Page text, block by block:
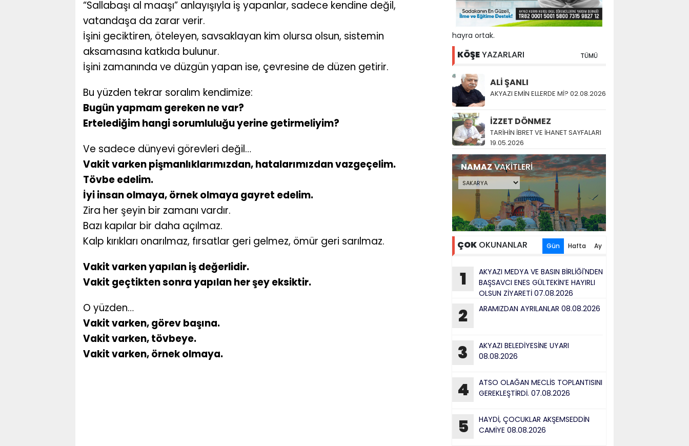
“Sallabaşı al maaşı” anlayışıyla iş yapanlar, sadece kendine değil,
vatandaşa da zarar verir.
İşini geciktiren, öteleyen, savsaklayan kim olursa olsun, sistemin
aksamasına katkıda bulunur.
İşini zamanında ve düzgün yapan ise, çevresine de düzen getirir.
Bu yüzden tekrar soralım kendimize:
Bugün yapmam gereken ne var?
Ertelediğim hangi sorumluluğu yerine getirmeliyim?
Ve sadece dünyevi görevleri değil…
Vakit varken pişmanlıklarımızdan, hatalarımızdan vazgeçelim.
Tövbe edelim.
İyi insan olmaya, örnek olmaya gayret edelim.
Zira her şeyin bir zamanı vardır.
Bazı kapılar bir daha açılmaz.
Kalp kırıkları onarılmaz, fırsatlar geri gelmez, ömür geri sarılmaz.
Vakit varken yapılan iş değerlidir.
Vakit geçtikten sonra yapılan her şey eksiktir.
O yüzden…
Vakit varken, görev başına.
Vakit varken, tövbeye.
Vakit varken, örnek olmaya.
hayra ortak.
KÖŞEYAZARLARI TÜMÜ
ALİ ŞANLI
AKYAZI EMİN ELLERDE Mİ? 02.08.2026
İZZET DÖNMEZ
TARİHİN İBRET VE İHANET SAYFALARI
19.05.2026
NAMAZVAKİTLERİ
ÇOK OKUNANLAR Gün Hafta Ay
1
AKYAZI MEDYA VE BASIN BİRLİĞİ'NDEN
BAŞSAVCI ENES GÜLTEKİN’E HAYIRLI
OLSUN ZİYARETİ 07.08.2026
2 ARAMIZDAN AYRILANLAR 08.08.2026
3
AKYAZI BELEDİYESİNE UYARI
08.08.2026
4
ATSO OLAĞAN MECLİS TOPLANTISINI
GEREKLEŞTİRDİ. 07.08.2026
5
HAYDİ, ÇOCUKLAR AKŞEMSEDDİN
CAMİYE 08.08.2026